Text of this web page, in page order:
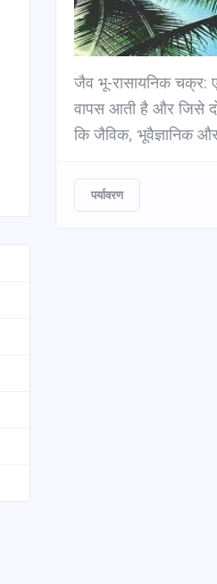
जैव भू-रासायनिक चक्र:
वापस आती है और जिसे
कि जैविक, भूवैज्ञानिक
पर्यावरण